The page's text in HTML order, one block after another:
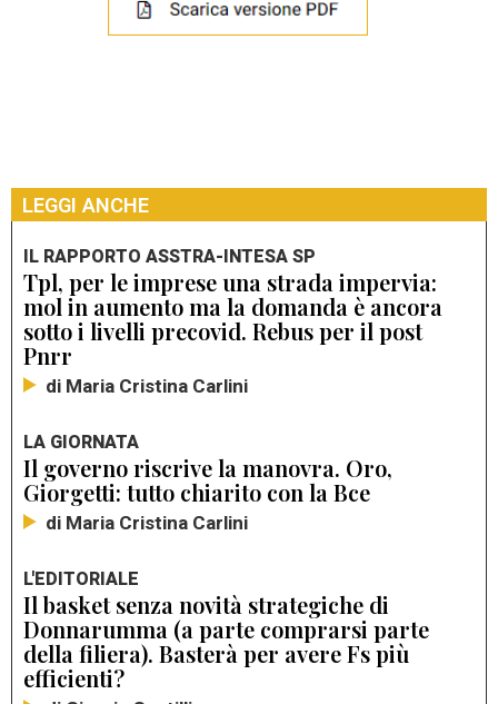
LEGGI ANCHE
IL RAPPORTO ASSTRA-INTESA SP
Tpl, per le imprese una strada impervia:
mol in aumento ma la domanda è ancora
sotto i livelli precovid. Rebus per il post
Pnrr
di Maria Cristina Carlini
LA GIORNATA
Il governo riscrive la manovra. Oro,
Giorgetti: tutto chiarito con la Bce
di Maria Cristina Carlini
L'EDITORIALE
Il basket senza novità strategiche di
Donnarumma (a parte comprarsi parte
della filiera). Basterà per avere Fs più
efficienti?